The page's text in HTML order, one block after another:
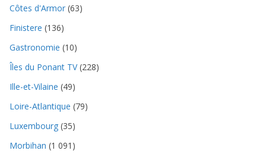
Côtes d'Armor (63)
Finistere (136)
Gastronomie (10)
Îles du Ponant TV(228)
Ille-et-Vilaine (49)
Loire-Atlantique (79)
Luxembourg (35)
Morbihan (1 091)